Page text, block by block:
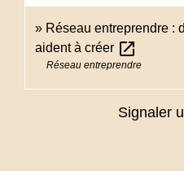
Réseau entreprendre :
aident à créer open_in_new
Réseau entreprendre
Signaler